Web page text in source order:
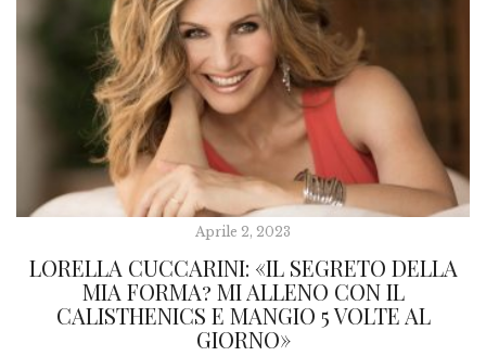
Aprile 2, 2023
LORELLA CUCCARINI: «IL SEGRETO DELLA
MIA FORMA? MI ALLENO CON IL
CALISTHENICS E MANGIO 5 VOLTE AL
GIORNO»